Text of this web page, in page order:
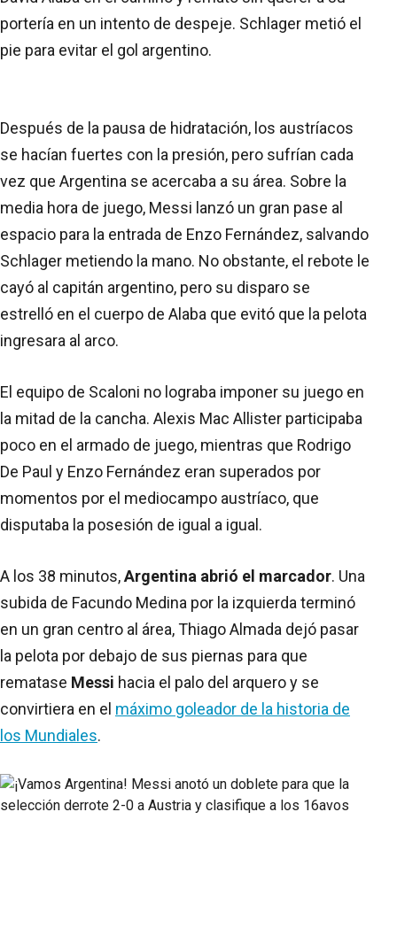
portería en un intento de despeje. Schlager metió el
pie para evitar el gol argentino.
Después de la pausa de hidratación, los austríacos
se hacían fuertes con la presión, pero sufrían cada
vez que Argentina se acercaba a su área. Sobre la
media hora de juego, Messi lanzó un gran pase al
espacio para la entrada de Enzo Fernández, salvando
Schlager metiendo la mano. No obstante, el rebote le
cayó al capitán argentino, pero su disparo se
estrelló en el cuerpo de Alaba que evitó que la pelota
ingresara al arco.
El equipo de Scaloni no lograba imponer su juego en
la mitad de la cancha. Alexis Mac Allister participaba
poco en el armado de juego, mientras que Rodrigo
De Paul y Enzo Fernández eran superados por
momentos por el mediocampo austríaco, que
disputaba la posesión de igual a igual.
A los 38 minutos,Argentina abrió el marcador. Una
subida de Facundo Medina por la izquierda terminó
en un gran centro al área, Thiago Almada dejó pasar
la pelota por debajo de sus piernas para que
rematase Messi hacia el palo del arquero y se
convirtiera en el máximo goleador de la historia de
los Mundiales.